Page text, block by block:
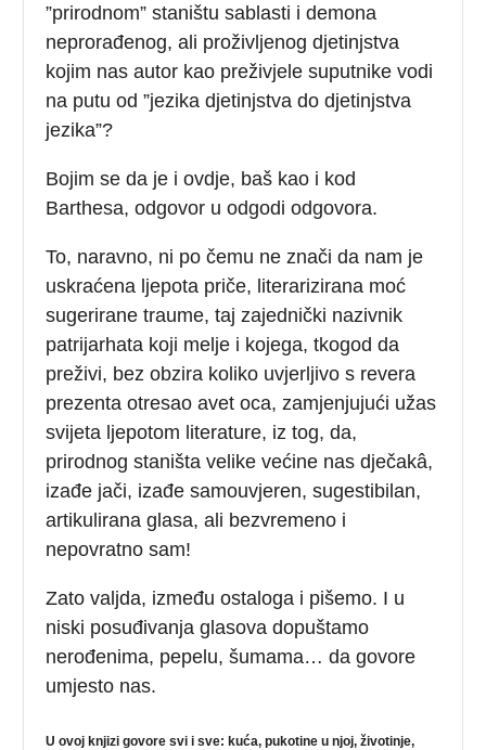
”prirodnom” staništu sablasti i demona
neprorađenog, ali proživljenog djetinjstva
kojim nas autor kao preživjele suputnike vodi
na putu od ”jezika djetinjstva do djetinjstva
jezika”?
Bojim se da je i ovdje, baš kao i kod
Barthesa, odgovor u odgodi odgovora.
To, naravno, ni po čemu ne znači da nam je
uskraćena ljepota priče, literarizirana moć
sugerirane traume, taj zajednički nazivnik
patrijarhata koji melje i kojega, tkogod da
preživi, bez obzira koliko uvjerljivo s revera
prezenta otresao avet oca, zamjenjujući užas
svijeta ljepotom literature, iz tog, da,
prirodnog staništa velike većine nas dječakâ,
izađe jači, izađe samouvjeren, sugestibilan,
artikulirana glasa, ali bezvremeno i
nepovratno sam!
Zato valjda, između ostaloga i pišemo. I u
niski posuđivanja glasova dopuštamo
nerođenima, pepelu, šumama… da govore
umjesto nas.
U ovoj knjizi govore svi i sve: kuća, pukotine u njoj, životinje,